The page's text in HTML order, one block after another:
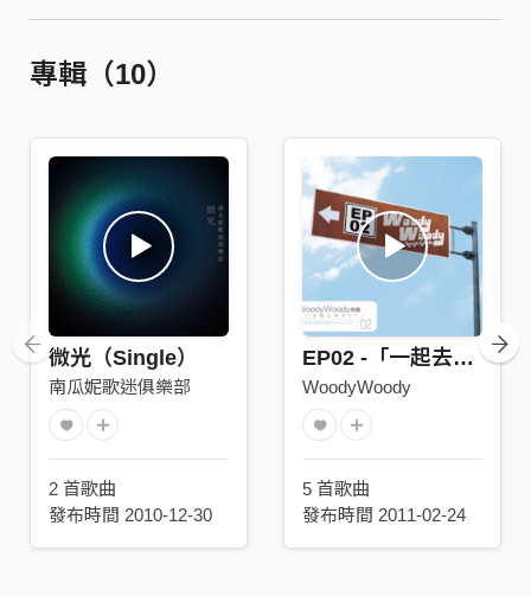
專輯（10）
微光（Single）
南瓜妮歌迷俱樂部
2 首歌曲
發布時間 2010-12-30
EP02 -「一起去WoodyWoody吧！」
WoodyWoody
5 首歌曲
發布時間 2011-02-24